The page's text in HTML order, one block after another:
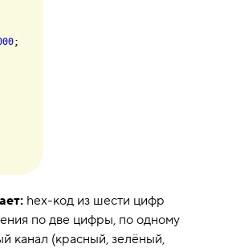
;
hex-код из шести цифр
по две цифры, по одному
канал (красный, зелёный,